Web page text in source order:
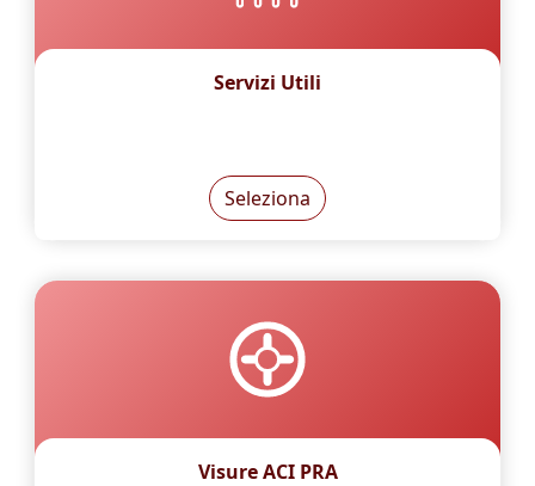
Servizi Utili
Seleziona
Visure ACI PRA